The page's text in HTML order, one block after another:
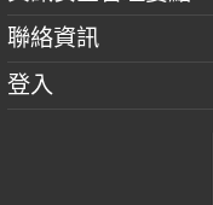
聯絡資訊
登入